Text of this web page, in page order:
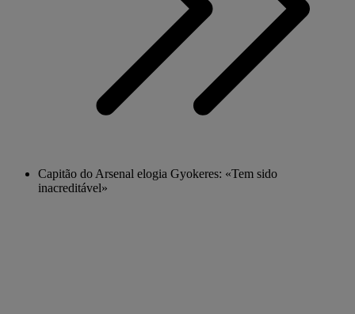
Capitão do Arsenal elogia Gyokeres: «Tem sido
inacreditável»